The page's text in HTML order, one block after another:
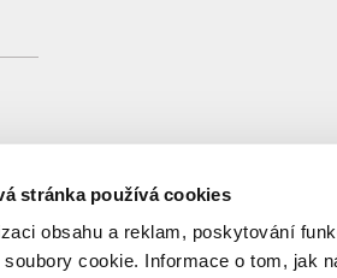
stránka používá cookies
obsahu a reklam, poskytování
cookie. Informace o tom, jak